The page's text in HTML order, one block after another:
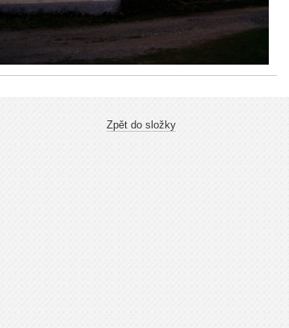
Zpět do složky